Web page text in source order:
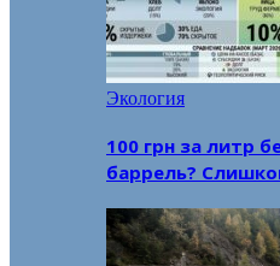
Экология
100 грн за литр
баррель?